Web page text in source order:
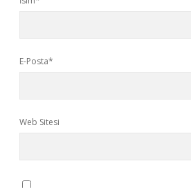
E-Posta*
Web Sitesi